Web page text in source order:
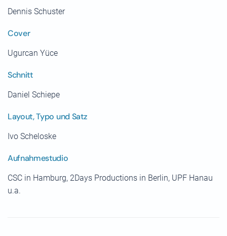
Dennis Schuster
Cover
Ugurcan Yüce
Schnitt
Daniel Schiepe
Layout, Typo und Satz
Ivo Scheloske
Aufnahmestudio
CSC in Hamburg, 2Days Productions in Berlin, UPF Hanau
u.a.